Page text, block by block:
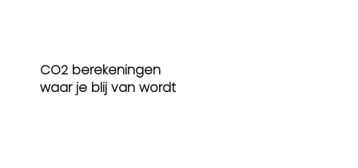
CO2 berekeningen
waar je blij van wordt